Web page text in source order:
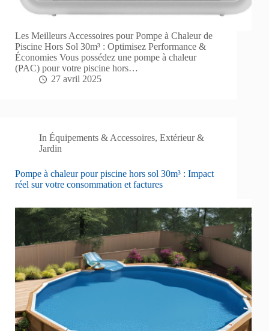
Les Meilleurs Accessoires pour Pompe à Chaleur de
Piscine Hors Sol 30m³ : Optimisez Performance &
Économies Vous possédez une pompe à chaleur
(PAC) pour votre piscine hors…
27 avril 2025
In Équipements & Accessoires,Extérieur &
Jardin
Pompe à chaleur pour piscine hors sol 30m³ : Impact
réel sur votre consommation et factures